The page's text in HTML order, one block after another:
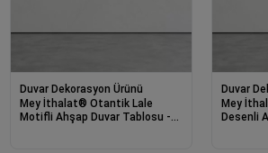
Duvar Dekorasyon Ürünü
Mey İthalat® Otantik Lale
Motifli Ahşap Duvar Tablosu -
Duvar
Mey
Desenli